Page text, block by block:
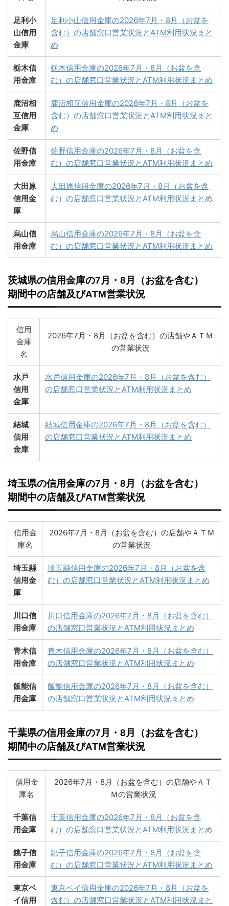
足利小
山信用
金庫
足利小山信用金庫の2026年7月・8月（お盆を
含む）の店舗窓口営業状況とATM利用状況まと
め
栃木信
用金庫
栃木信用金庫の2026年7月・8月（お盆を含
む）の店舗窓口営業状況とATM利用状況まとめ
鹿沼相
互信用
金庫
鹿沼相互信用金庫の2026年7月・8月（お盆を
含む）の店舗窓口営業状況とATM利用状況まと
め
佐野信
用金庫
佐野信用金庫の2026年7月・8月（お盆を含
む）の店舗窓口営業状況とATM利用状況まとめ
大田原
信用金
庫
大田原信用金庫の2026年7月・8月（お盆を含
む）の店舗窓口営業状況とATM利用状況まとめ
烏山信
用金庫
烏山信用金庫の2026年7月・8月（お盆を含
む）の店舗窓口営業状況とATM利用状況まとめ
茨城県の信用金庫の7月・8月（お盆を含む）
期間中の店舗及びATM営業状況
信用
金庫
名
2026年7月・8月（お盆を含む）の店舗やＡＴＭ
の営業状況
水戸
信用
金庫
水戸信用金庫の2026年7月・8月（お盆を含む）
の店舗窓口営業状況とATM利用状況まとめ
結城
信用
金庫
結城信用金庫の2026年7月・8月（お盆を含む）
の店舗窓口営業状況とATM利用状況まとめ
埼玉県の信用金庫の7月・8月（お盆を含む）
期間中の店舗及びATM営業状況
信用金
庫名
2026年7月・8月（お盆を含む）の店舗やＡＴＭ
の営業状況
埼玉縣
信用金
庫
埼玉縣信用金庫の2026年7月・8月（お盆を含
む）の店舗窓口営業状況とATM利用状況まとめ
川口信
用金庫
川口信用金庫の2026年7月・8月（お盆を含む）
の店舗窓口営業状況とATM利用状況まとめ
青木信
用金庫
青木信用金庫の2026年7月・8月（お盆を含む）
の店舗窓口営業状況とATM利用状況まとめ
飯能信
用金庫
飯能信用金庫の2026年7月・8月（お盆を含む）
の店舗窓口営業状況とATM利用状況まとめ
千葉県の信用金庫の7月・8月（お盆を含む）
期間中の店舗及びATM営業状況
信用金
庫名
2026年7月・8月（お盆を含む）の店舗やＡＴ
Ｍの営業状況
千葉信
用金庫
千葉信用金庫の2026年7月・8月（お盆を含
む）の店舗窓口営業状況とATM利用状況まとめ
銚子信
用金庫
銚子信用金庫の2026年7月・8月（お盆を含
む）の店舗窓口営業状況とATM利用状況まとめ
東京ベ
イ信用
東京ベイ信用金庫の2026年7月・8月（お盆を
含む）の店舗窓口営業状況とATM利用状況まと